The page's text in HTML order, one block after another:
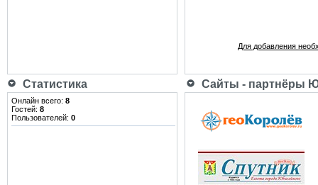
Для добавления
Статистика Сайты - партнёры
Онлайн всего: 8
Гостей: 8
Пользователей: 0